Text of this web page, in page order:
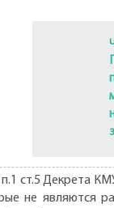
ст.5 Декрета
не являются